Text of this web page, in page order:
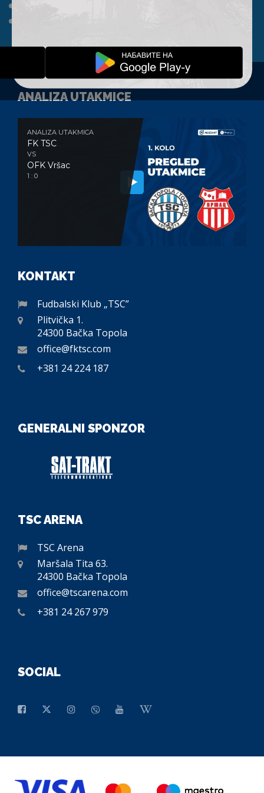
ANALIZA UTAKMICE
ANALIZA UTAKMICA
FK TSC
VS
OFK Vršac
1 : 0
KONTAKT
Fudbalski Klub „TSC”
Plitvička 1.
24300 Bačka Topola
office@fktsc.com
+381 24 224 187
GENERALNI SPONZOR
TSC ARENA
TSC Arena
Maršala Tita 63.
24300 Bačka Topola
office@tscarena.com
+381 24 267 979
SOCIAL